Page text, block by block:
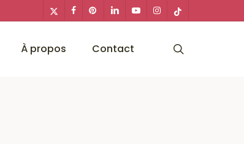
x-
twitter
facebookpinterestlinkedinyoutubeinstagram
tiktok
À propos Contact